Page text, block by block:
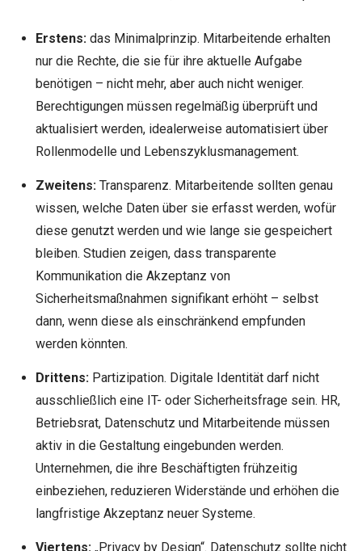
Erstens:das Minimalprinzip. Mitarbeitende erhalten
nur die Rechte, die sie für ihre aktuelle Aufgabe
benötigen – nicht mehr, aber auch nicht weniger.
Berechtigungen müssen regelmäßig überprüft und
aktualisiert werden, idealerweise automatisiert über
Rollenmodelle und Lebenszyklusmanagement.
Zweitens:Transparenz. Mitarbeitende sollten genau
wissen, welche Daten über sie erfasst werden, wofür
diese genutzt werden und wie lange sie gespeichert
bleiben. Studien zeigen, dass transparente
Kommunikation die Akzeptanz von
Sicherheitsmaßnahmen signifikant erhöht – selbst
dann, wenn diese als einschränkend empfunden
werden könnten.
Drittens:Partizipation. Digitale Identität darf nicht
ausschließlich eine IT- oder Sicherheitsfrage sein. HR,
Betriebsrat, Datenschutz und Mitarbeitende müssen
aktiv in die Gestaltung eingebunden werden.
Unternehmen, die ihre Beschäftigten frühzeitig
einbeziehen, reduzieren Widerstände und erhöhen die
langfristige Akzeptanz neuer Systeme.
Viertens:„Privacy by Design“. Datenschutz sollte nicht